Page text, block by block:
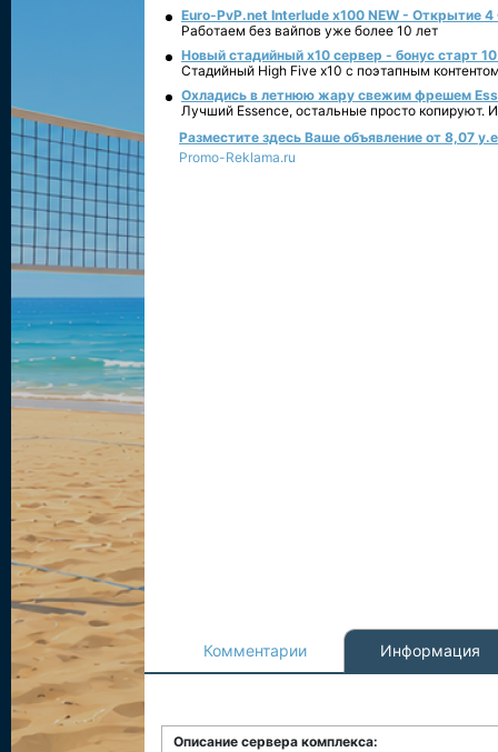
Euro-PvP.net Interlude х100 NEW - Открытие 4
Работаем без вайпов уже более 10 лет
Новый стадийный х10 сервер - бонус старт
Стадийный High Five x10 с поэтапным
Охладись в летнюю жару свежим фрешем
Лучший Essence, остальные просто копируют.
Разместите здесь Ваше объявление от 8,07
Promo-Reklama.ru
Комментарии Информация
Описание сервера комплекса: